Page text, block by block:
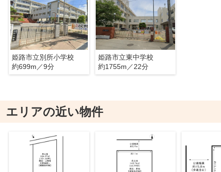
姫路市立別所小学校
約699m／9分
姫路市立東中学校
約1755m／22分
エリアの近い物件